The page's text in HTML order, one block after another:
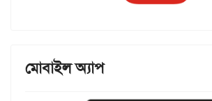
মোবাইল অ্যাপ